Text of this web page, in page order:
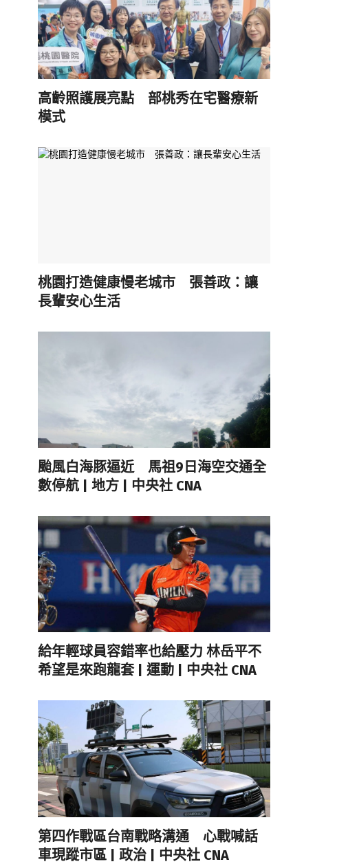
高齡照護展亮點 部桃秀在宅醫療新
模式
桃園打造健康慢老城市 張善政：讓
長輩安心生活
颱風白海豚逼近 馬祖9日海空交通全
數停航 | 地方 | 中央社 CNA
給年輕球員容錯率也給壓力 林岳平不
希望是來跑龍套 | 運動 | 中央社 CNA
第四作戰區台南戰略溝通 心戰喊話
車現蹤市區 | 政治 | 中央社 CNA